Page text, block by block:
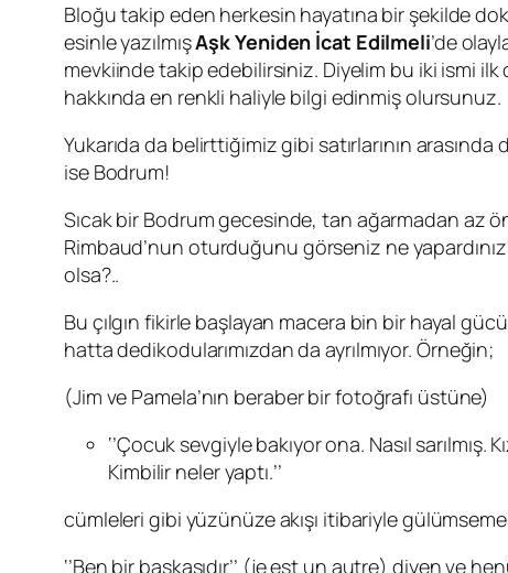
Bloğu takip eden herkesin hayatına bir şekilde
esinle yazılmışAşk Yeniden İcat Edilmeli’de
mevkiinde takip edebilirsiniz. Diyelim bu iki ismi
hakkında en renkli haliyle bilgi edinmiş olursunuz.
Yukarıda da belirttiğimiz gibi satırlarının
ise Bodrum!
Sıcak bir Bodrum gecesinde, tan ağarmadan az
Rimbaud’nun oturduğunu görseniz ne
olsa?..
Bu çılgın fikirle başlayan macera bin bir hayal
hatta dedikodularımızdan da ayrılmıyor. Örneğin;
(Jim ve Pamela’nın beraber bir fotoğrafı üstüne)
‘’Çocuk sevgiyle bakıyor ona. Nasıl
Kimbilir neler yaptı.’’
cümleleri gibi yüzünüze akışı itibariyle
‘’Ben bir başkasıdır’’ (je est un autre) diyen ve